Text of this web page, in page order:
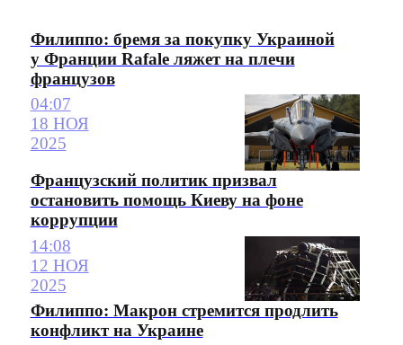
Филиппо: бремя за покупку Украиной
у Франции Rafale ляжет на плечи
французов
04:07
18 НОЯ
2025
Французский политик призвал
остановить помощь Киеву на фоне
коррупции
14:08
12 НОЯ
2025
Филиппо: Макрон стремится продлить
конфликт на Украине